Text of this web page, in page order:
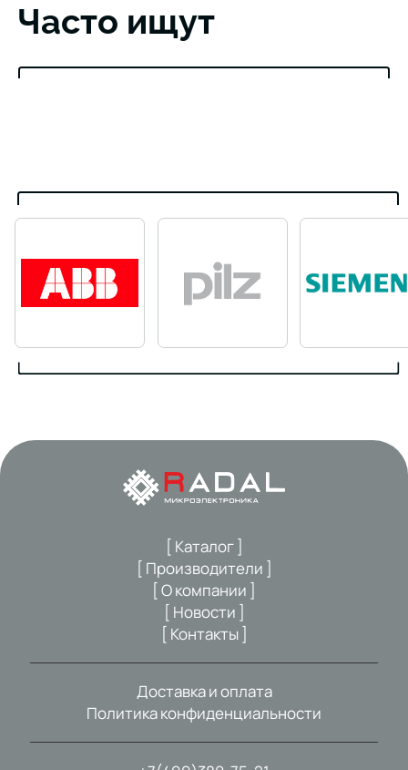
Часто ищут
[ Каталог ]
[ Производители ]
[ О компании ]
[ Новости ]
[ Контакты ]
Доставка и оплата
Политика конфиденциальности